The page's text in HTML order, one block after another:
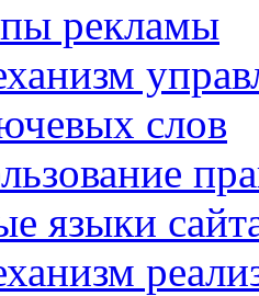
рекламы
слов
языки